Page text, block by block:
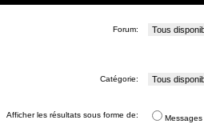
Forum:
Catégorie:
Afficher les résultats sous forme de: Messages